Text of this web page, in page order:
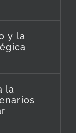
y la
la